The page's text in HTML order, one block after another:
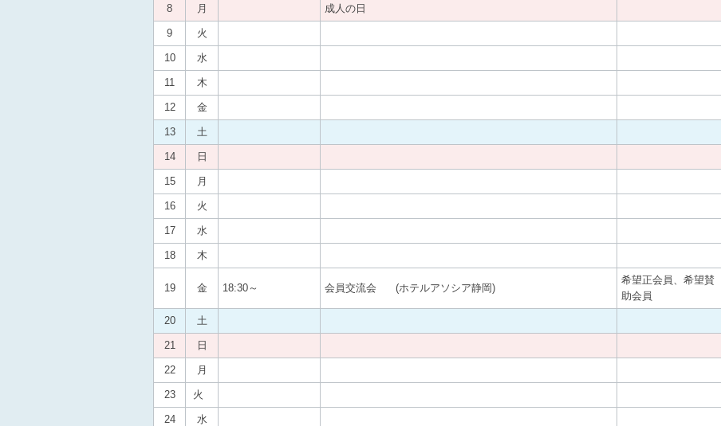
8 月 成人の日
9 火
10 水
11 木
12 金
13 土
14 日
15 月
16 火
17 水
18 木
19 金 18:30～ 会員交流会 (ホテルアソシア静岡)
希望正会員、希望賛
助会員
20 土
21 日
22 月
23 火
24 水